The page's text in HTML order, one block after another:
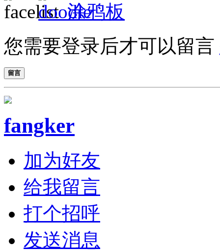
涂鸦板
您需要登录后才可以留言
留言
fangker
加为好友
给我留言
打个招呼
发送消息